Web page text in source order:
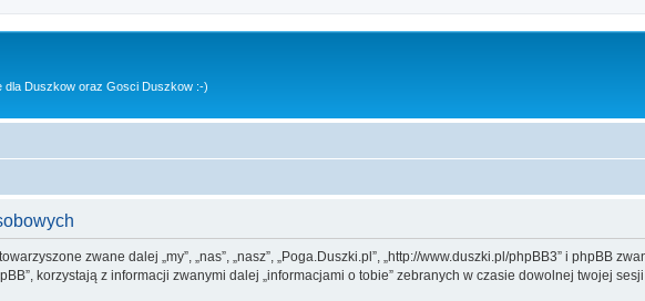
dla Duszkow oraz Gosci Duszkow :-)
zwane dalej „my”, „nas”, „nasz”, „Poga.Duszki.pl”, „http://www.duszki.pl/phpBB3” i phpBB
korzystają z informacji zwanymi dalej „informacjami o tobie” zebranych w czasie dowolnej twojej sesji